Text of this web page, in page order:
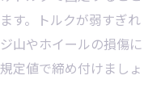
す。トルクが弱すぎれ
山やホイールの損傷に
定値で締め付けましょ